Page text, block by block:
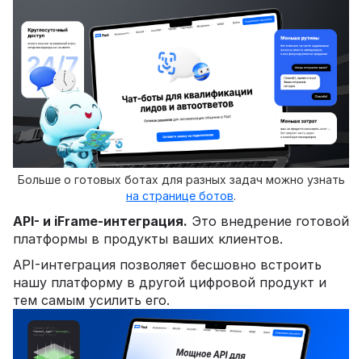
Больше о готовых ботах для разных задач можно узнать
на странице ботов.
API- и iFrame-интеграция. Это внедрение готовой
платформы в продукты ваших клиентов.
API-интеграция позволяет бесшовно встроить
нашу платформу в другой цифровой продукт и
тем самым усилить его.